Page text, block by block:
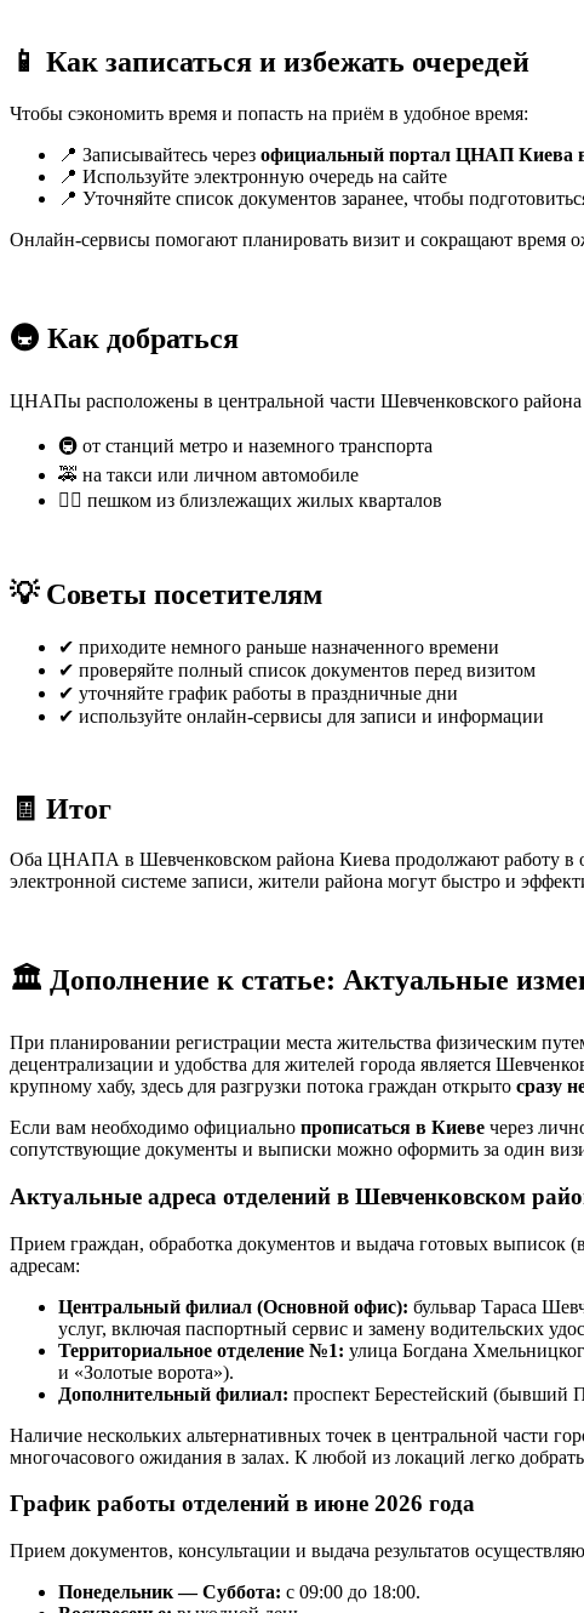
📱 Как записаться и избежать очередей
Чтобы сэкономить время и попасть на приём в удобное время:
📍 Записывайтесь через официальный портал ЦНАП Киева
📍 Используйте электронную очередь на сайте
📍 Уточняйте список документов заранее, чтобы
Онлайн-сервисы помогают планировать визит и сокращают время
🚇 Как добраться
ЦНАПы расположены в центральной части Шевченковского района
🚇 от станций метро и наземного транспорта
🚕 на такси или личном автомобиле
🚶‍♂️ пешком из близлежащих жилых кварталов
💡 Советы посетителям
✔ приходите немного раньше назначенного времени
✔ проверяйте полный список документов перед визитом
✔ уточняйте график работы в праздничные дни
✔ используйте онлайн-сервисы для записи и информации
🧾 Итог
Оба ЦНАПА в Шевченковском района Киева продолжают работу в
электронной системе записи, жители района могут быстро и
🏛️ Дополнение к статье: Актуальные
При планировании регистрации места жительства физическим
децентрализации и удобства для жителей города является
крупному хабу, здесь для разгрузки потока граждан открыто сразу
Если вам необходимо официально прописаться в Киеве через
сопутствующие документы и выписки можно оформить за один
Актуальные адреса отделений в Шевченковском
Прием граждан, обработка документов и выдача готовых выписок
адресам:
Центральный филиал (Основной офис): бульвар Тараса
услуг, включая паспортный сервис и замену водительских
Территориальное отделение №1: улица Богдана
и «Золотые ворота»).
Дополнительный филиал: проспект Берестейский (бывший
Наличие нескольких альтернативных точек в центральной части
многочасового ожидания в залах. К любой из локаций легко
График работы отделений в июне 2026 года
Прием документов, консультации и выдача результатов
Понедельник — Суббота: с 09:00 до 18:00.